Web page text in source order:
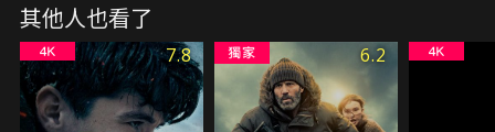
重挑戰才能解開真相、拯救一切回歸秩序！
其他人也看了
7.8 6.2